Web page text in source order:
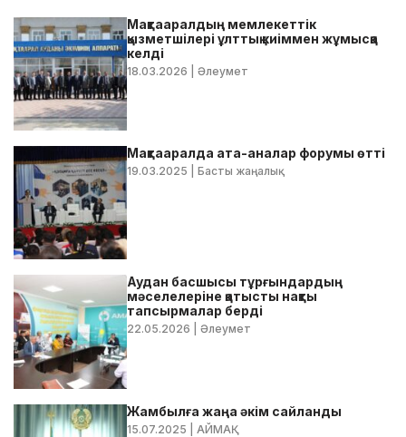
Мақтааралдың мемлекеттік
қызметшілері ұлттық киіммен жұмысқа
келді
18.03.2026 | Әлеумет
Мақтааралда ата-аналар форумы өтті
19.03.2025 | Басты жаңалық
Аудан басшысы тұрғындардың
мәселелеріне қатысты нақты
тапсырмалар берді
22.05.2026 | Әлеумет
Жамбылға жаңа әкім сайланды
15.07.2025 | АЙМАҚ